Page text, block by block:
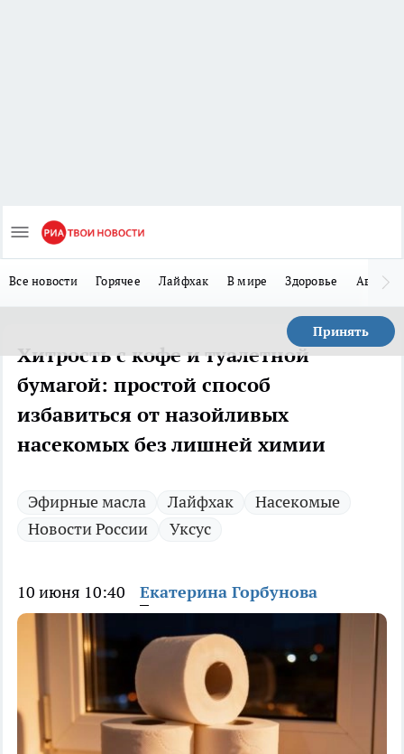
Все новости Горячее Лайфхак В мире Здоровье Авто
Принять
Хитрость с кофе и туалетной
бумагой: простой способ
избавиться от назойливых
насекомых без лишней химии
Эфирные масла Лайфхак
Насекомые
Новости России
Уксус
10 июня 10:40 Екатерина Горбунова